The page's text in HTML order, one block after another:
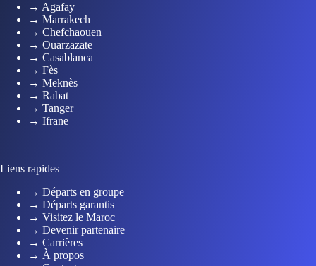
→ Agafay
→ Marrakech
→ Chefchaouen
→ Ouarzazate
→ Casablanca
→ Fès
→ Meknès
→ Rabat
→ Tanger
→ Ifrane
Liens rapides
→ Départs en groupe
→ Départs garantis
→ Visitez le Maroc
→ Devenir partenaire
→ Carrières
→ À propos